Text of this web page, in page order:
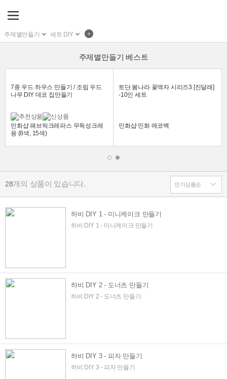
주제별만들기 세트 DIY
주제별만들기 베스트
7종 우드 하우스 만들기 / 조립 우드
나무 DIY 데코 집만들기
토단 봄나라 꽃액자 시리즈3 [진달래]
-10인 세트
민화샵 패브릭크레파스 무독성크레
용 (8색, 15색)
민화샵 민화 에코백
28개의 상품이 있습니다.
하비 DIY 1 - 미니케이크 만들기
하비 DIY 1 - 미니케이크 만들기
하비 DIY 2 - 도너츠 만들기
하비 DIY 2 - 도너츠 만들기
하비 DIY 3 - 피자 만들기
하비 DIY 3 - 피자 만들기